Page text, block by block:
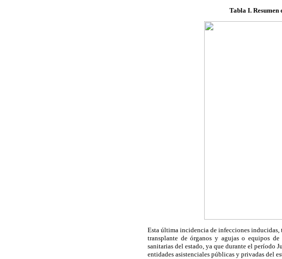
Tabla I.
Esta última incidencia de infecciones inducidas,
transplante de órganos y agujas o equipos
sanitarias del estado, ya que durante el período
entidades asistenciales públicas y privadas del